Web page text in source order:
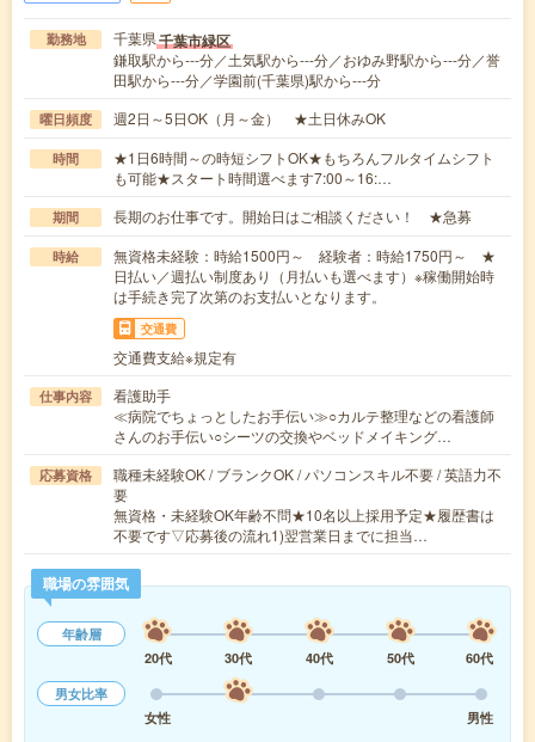
勤務地 千葉県千葉市緑区
鎌取駅から---分／土気駅から---分／おゆみ野駅から---分／誉
田駅から---分／学園前(千葉県)駅から---分
曜日頻度 週2日～5日OK（月～金） ★土日休みOK
時間
★1日6時間～の時短シフトOK★もちろんフルタイムシフト
も可能★スタート時間選べます7:00～16:…
期間 長期のお仕事です。開始日はご相談ください！ ★急募
時給
無資格未経験：時給1500円～ 経験者：時給1750円～ ★
日払い／週払い制度あり（月払いも選べます）※稼働開始時
は手続き完了次第のお支払いとなります。
交通費
交通費支給※規定有
仕事内容
看護助手
≪病院でちょっとしたお手伝い≫○カルテ整理などの看護師
さんのお手伝い○シーツの交換やベッドメイキング…
応募資格
職種未経験OK / ブランクOK / パソコンスキル不要 / 英語力不
要
無資格・未経験OK年齢不問★10名以上採用予定★履歴書は
不要です▽応募後の流れ1)翌営業日までに担当…
職場の雰囲気
年齢層
20代
30代 40代 50代
60代
男女比率
女性
男性